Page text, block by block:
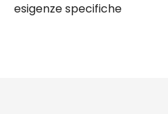
esigenze specifiche